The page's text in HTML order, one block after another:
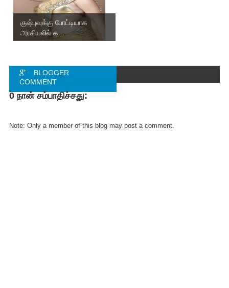
குஷ்புவுக்கு போட்டியாக
அரசியலில் க...
BLOGGER
COMMENT
FACEBOOK
0 நான் சம்பாதிச்சது:
Note: Only a member of this blog may post a comment.